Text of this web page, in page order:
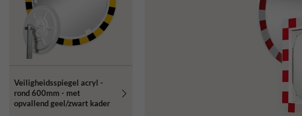
Veiligheidsspiegel acryl -
rond 600mm - met
opvallend geel/zwart kader